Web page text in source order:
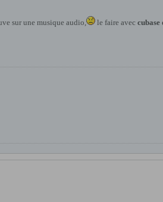
sur une musique audio, le faire avec